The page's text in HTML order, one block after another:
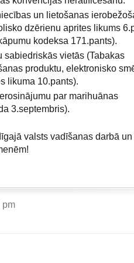
un lietošanas
dzērienu aprites likums
kodeksa 171.pants).
sabiedriskās vietās (Tabakas
produktu, elektronisko
likuma 10.pants).
par marihuānas
3.septembris).
valsts vadīšanas darbā
pm